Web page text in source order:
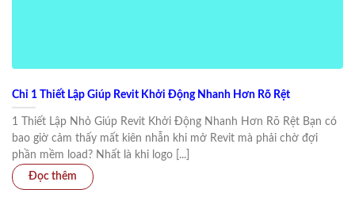
Chỉ 1 Thiết Lập Giúp Revit Khởi Động Nhanh Hơn Rõ Rệt
1 Thiết Lập Nhỏ Giúp Revit Khởi Động Nhanh Hơn Rõ Rệt Bạn có
bao giờ cảm thấy mất kiên nhẫn khi mở Revit mà phải chờ đợi
phần mềm load? Nhất là khi logo [...]